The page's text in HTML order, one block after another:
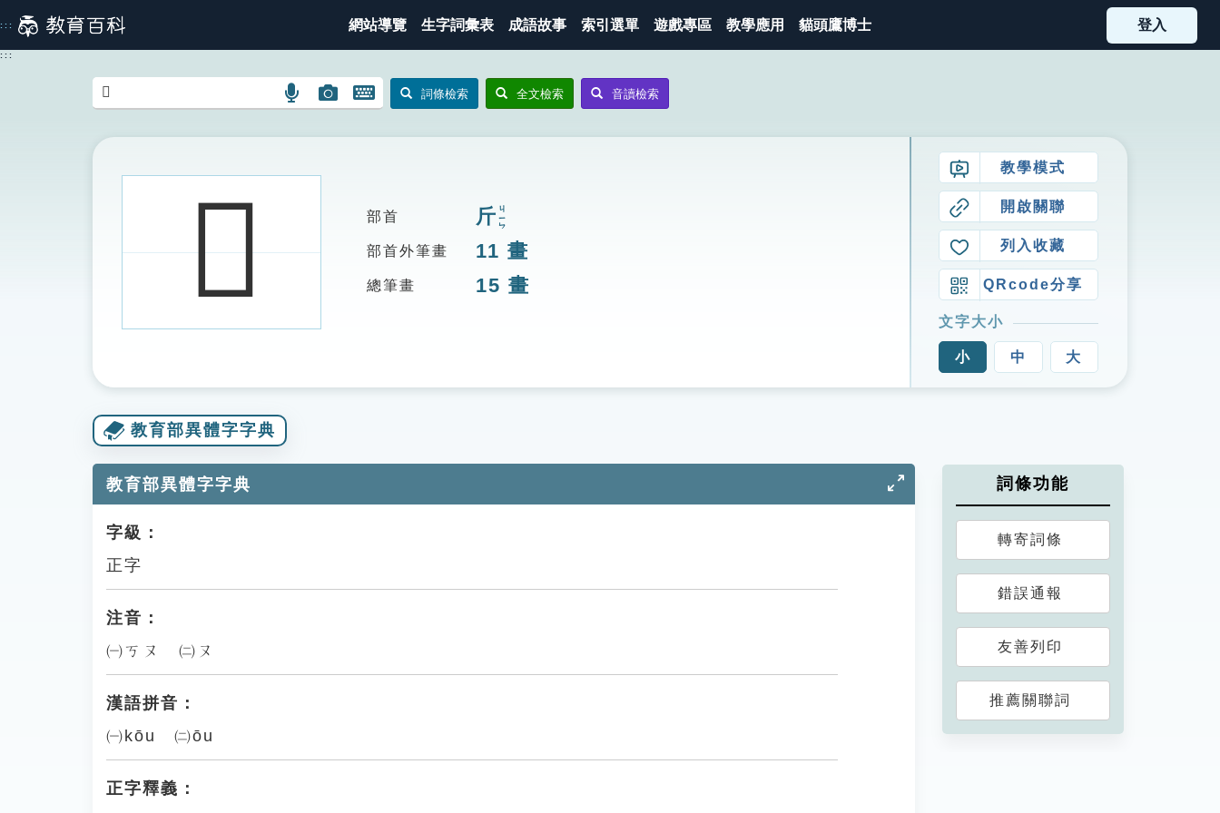
到
主
::: 網站導覽 生字詞彙表 成語故事 索引選單 遊戲專區 教學應用 貓頭鷹博士 登入
:::
語
搜
圖
圖
搜
開
鍵
詞條檢索 全文檢索 音讀檢索
𣂻 部首 斤ㄐㄧㄣ
部首外筆畫 11 畫
總筆畫 15 畫
教學模式
開啟關聯
列入收藏
QRcode分享
文字大小
小 中 大
教育部異體字字典
教育部異體字字典
字級：
正字
注音：
㈠ㄎㄡ ㈡ㄡ
漢語拼音：
㈠kōu ㈡ōu
正字釋義：
詞條功能
轉寄詞條
錯誤通報
友善列印
推薦關聯詞